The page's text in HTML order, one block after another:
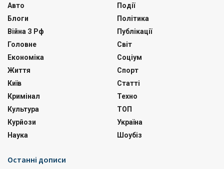
Авто
Блоги
Війна З Рф
Головне
Економіка
Життя
Київ
Кримінал
Культура
Курйози
Наука
Події
Політика
Публікації
Світ
Соціум
Спорт
Статті
Техно
ТОП
Україна
Шоубіз
Останні дописи